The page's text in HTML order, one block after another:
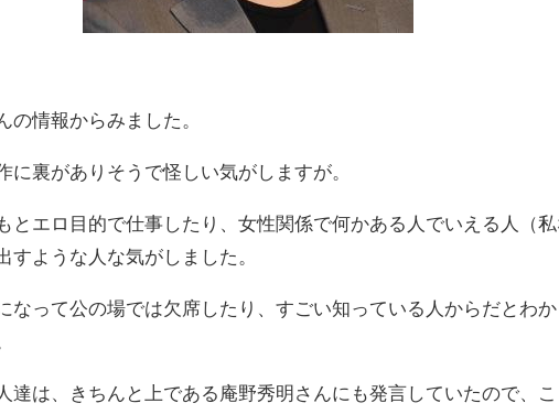
の情報からみました。
に裏がありそうで怪しい気がしますが。
とエロ目的で仕事したり、女性関係で何かある人でいえる人（
すような人な気がしました。
なって公の場では欠席したり、すごい知っている人からだとわ
達は、きちんと上である 庵野秀明さんにも発言していたので、